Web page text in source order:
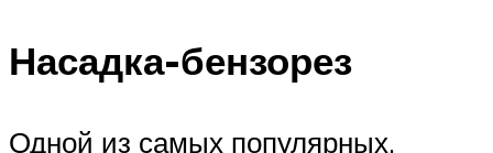
Насадка-бензорез
Одной из самых популярных,